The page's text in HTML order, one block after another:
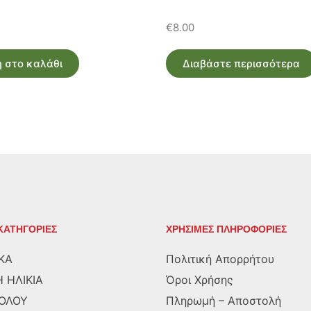
καλάθι
€8.00
Διαβάστε περισσότερα
ΧΡΗΣΙΜΕΣ ΠΛΗΡΟΦΟΡΙΕΣ
Πολιτική Απορρήτου
Όροι Χρήσης
Πληρωμή – Αποστολή